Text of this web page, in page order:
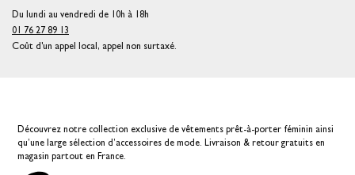
Découvrez notre collection exclusive de vêtements prêt-à-porter féminin ainsi
qu’une large sélection d’accessoires de mode. Livraison & retour gratuits en
magasin partout en France.
Du lundi au vendredi de 10h à 18h
01 76 27 89 13
Coût d'un appel local, appel non surtaxé.